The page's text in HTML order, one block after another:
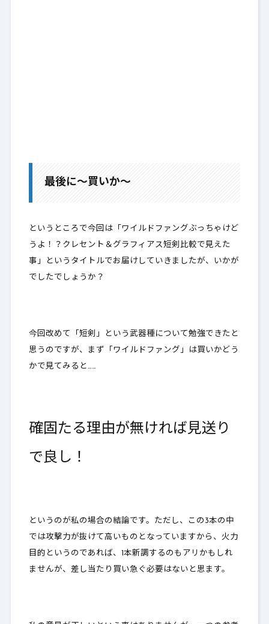
最後に～買いか～
というところで今回は「ワイルドファングぶっちゃけど
うよ！？クレセント＆グラフィアス短剣比較で見えた
事」というタイトルでお届けしていきましたが、いかが
でしたでしょうか？
今回改めて「短剣」という武器種について勉強できたと
思うのですが、まず「ワイルドファング」は買いかどう
かで見てみると……
確固たる理由が無ければ見送り
で良し！
というのが私の場合の結論です。ただし、この3本の中
では攻撃力が抜けて高いものとなっていますから、火力
目的というのであれば、1本新調するのもアリかもしれ
ませんが、差し当たり買い急ぐ必要はないと思ます。